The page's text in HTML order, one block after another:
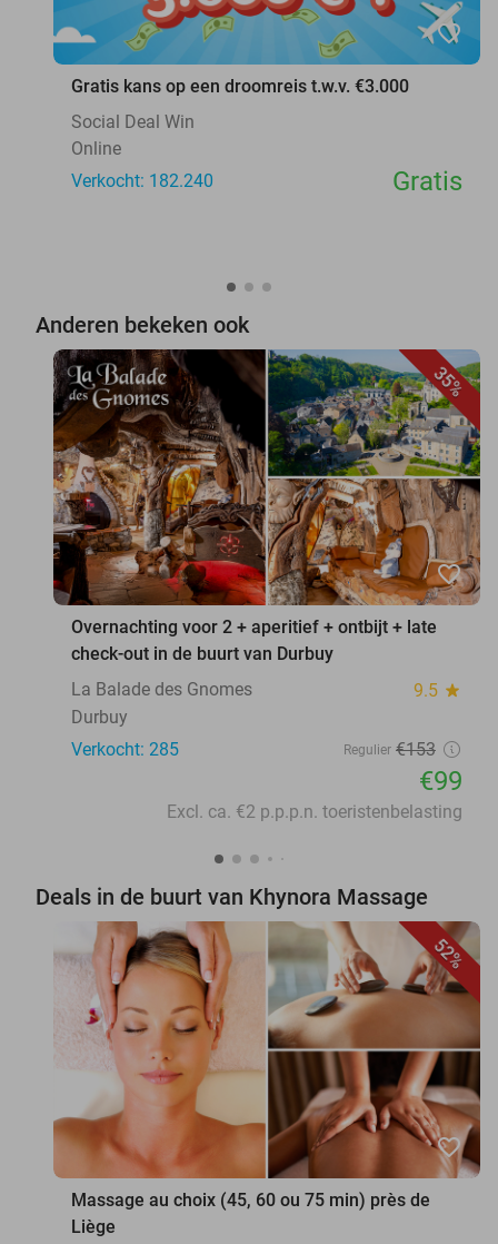
favorite_border
Gratis kans op een droomreis t.w.v. €3.000
Social Deal Win
Online
Verkocht: 182.240
Gratis
Anderen bekeken ook
35%
favorite_border
Overnachting voor 2 + aperitief + ontbijt + late
check-out in de buurt van Durbuy
La Balade des Gnomes
9.5 star
Durbuy
Verkocht: 285
Regulier €153
€99
Excl. ca. €2 p.p.p.n. toeristenbelasting
Deals in de buurt van Khynora Massage
52%
favorite_border
Massage au choix (45, 60 ou 75 min) près de
Liège